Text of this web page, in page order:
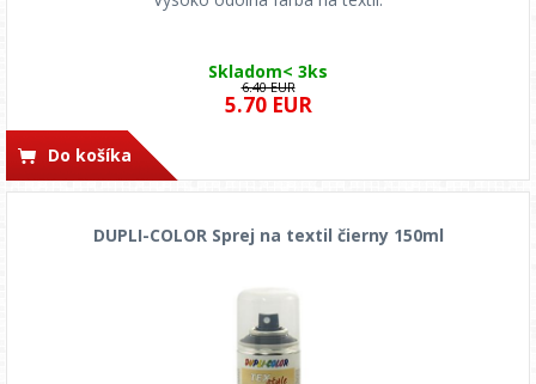
Skladom< 3ks
5.70 EUR
6.40 EUR
Do košíka
DUPLI-COLOR Sprej na textil čierny 150ml